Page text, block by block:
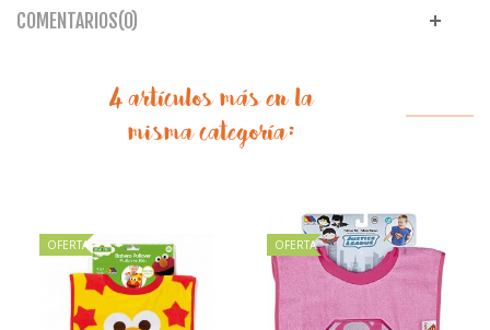
COMENTARIOS(0)
4 artículos más en la
misma categoría:
OFERTA OFERTA